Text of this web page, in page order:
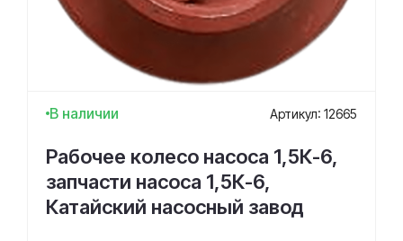
В наличии Артикул: 12665
Рабочее колесо насоса 1,5К-6,
запчасти насоса 1,5К-6,
Катайский насосный завод